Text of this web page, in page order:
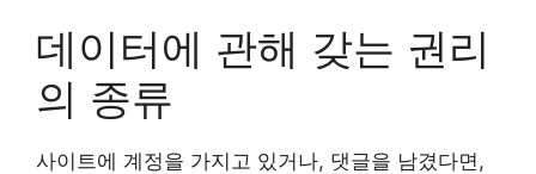
데이터에 관해 갖는 권리
의 종류
사이트에 계정을 가지고 있거나, 댓글을 남겼다면,